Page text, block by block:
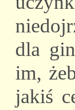
dla
im,
jakiś